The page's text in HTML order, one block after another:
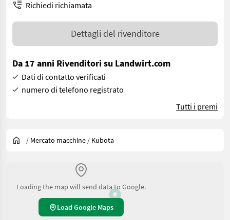
Richiedi richiamata
Dettagli del rivenditore
Da 17 anni Rivenditori su Landwirt.com
Dati di contatto verificati
numero di telefono registrato
Tutti i premi
/ Mercato macchine / Kubota
Loading the map will send data to Google.
Load Google Maps